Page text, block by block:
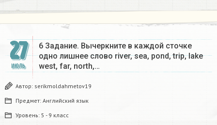
27
ИЮЛЬ
6 Задание. Вычеркните в каждой сточке
одно лишнее слово river, sea, pond, trip, lake
west, far, north,…
Автор: serikmoldahmetov19
Предмет: Английский язык
Уровень: 5 - 9 класс